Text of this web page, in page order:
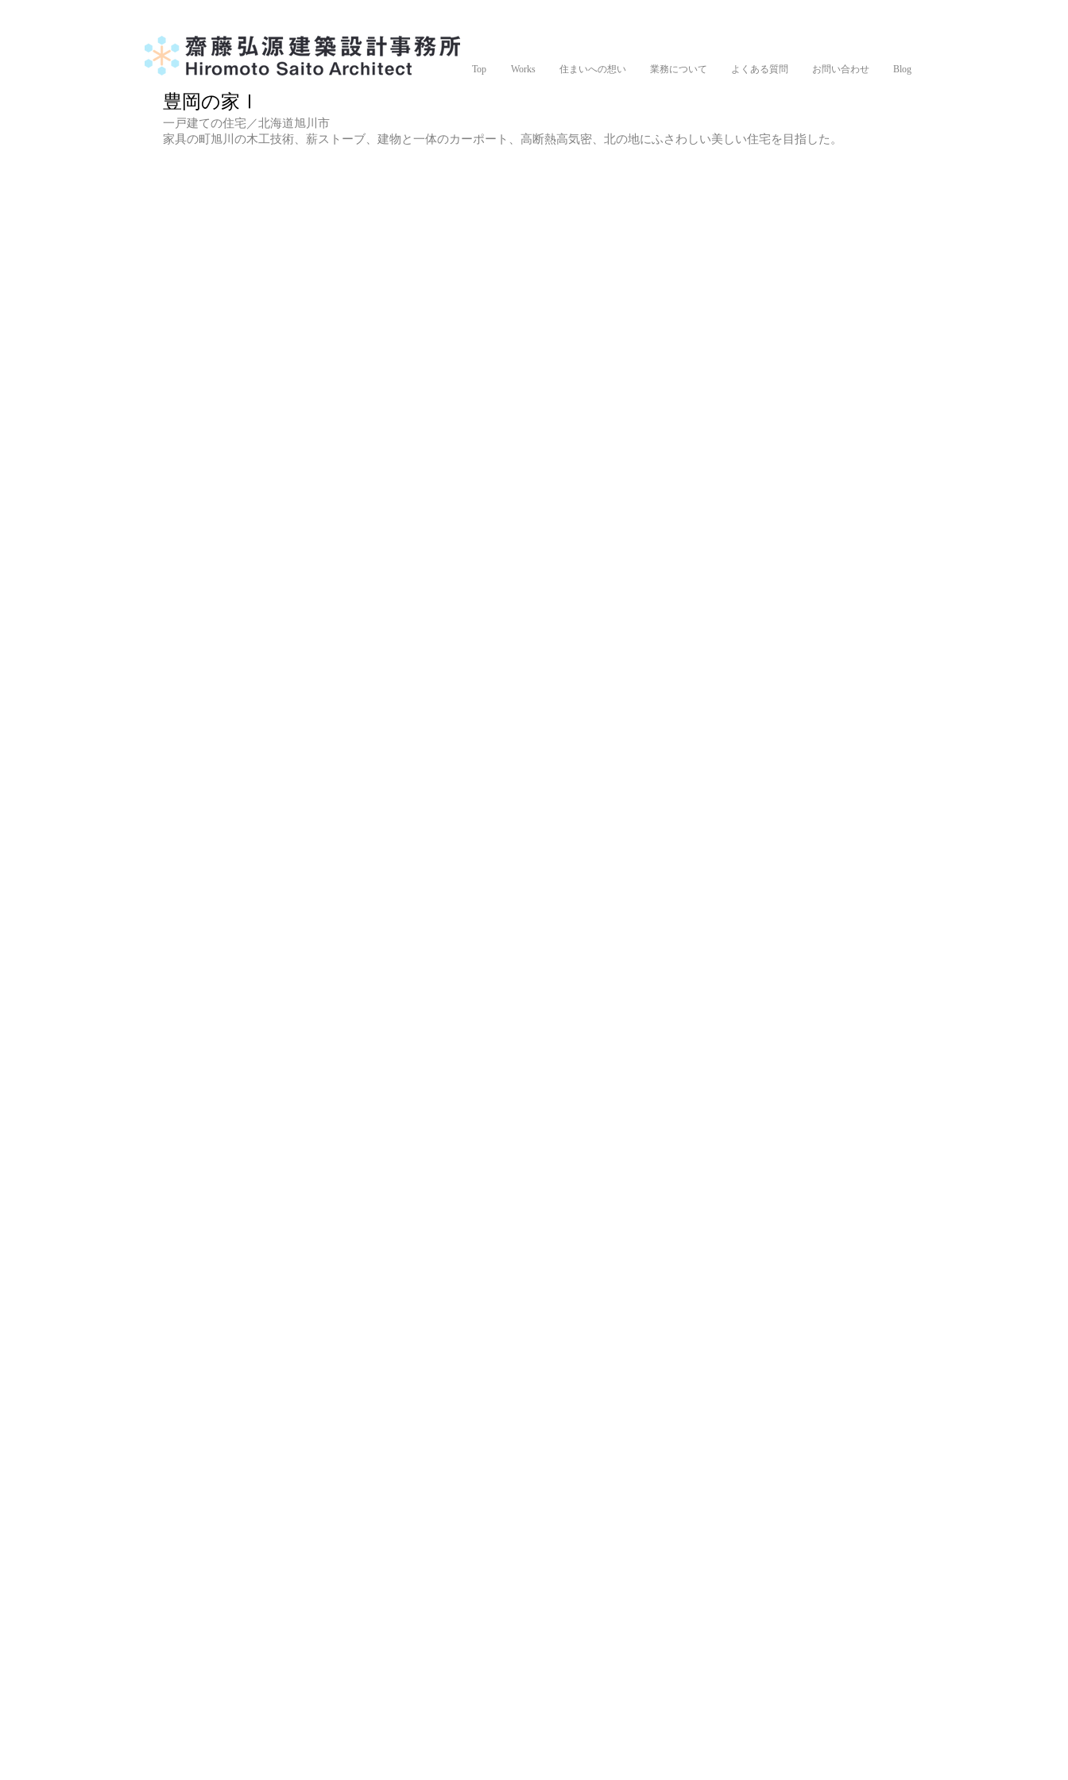
Top Works 住まいへの想い 業務について よくある質問 お問い合わせ Blog
豊岡の家Ⅰ
一戸建ての住宅／北海道旭川市
家具の町旭川の木工技術、薪ストーブ、建物と一体のカーポート、高断熱高気密、北の地にふさわしい美しい住宅を目指した。